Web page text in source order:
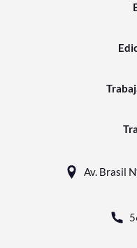
Av. Brasil